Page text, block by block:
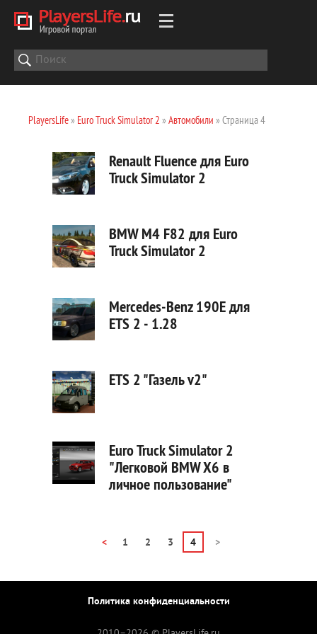
PlayersLife» Euro Truck Simulator 2 » Автомобили » Страница 4
Renault Fluence для Euro
Truck Simulator 2
BMW M4 F82 для Euro
Truck Simulator 2
Mercedes-Benz 190E для
ETS 2 - 1.28
ETS 2 "Газель v2"
Euro Truck Simulator 2
"Легковой BMW X6 в
личное пользование"
< 1 2 3 4 >
Политика конфиденциальности